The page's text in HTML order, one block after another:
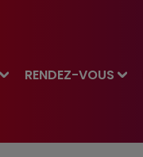
RENDEZ-VOUS